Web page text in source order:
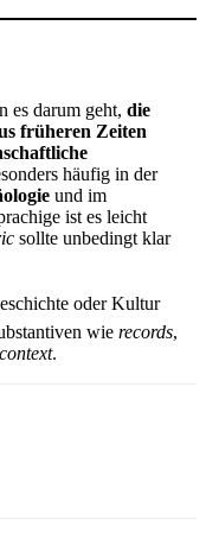
es darum geht, die
früheren Zeiten
häufig in der
und im
ist es leicht
sollte unbedingt klar
oder Kultur
wie records,
context.